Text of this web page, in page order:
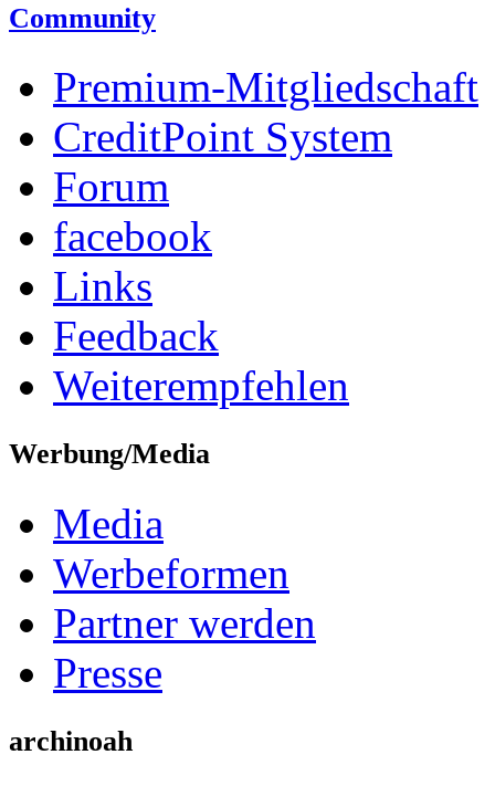
Community
Premium-Mitgliedschaft
CreditPoint System
Forum
facebook
Links
Feedback
Weiterempfehlen
Werbung/Media
Media
Werbeformen
Partner werden
Presse
archinoah